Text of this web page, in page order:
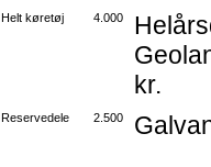
Helt køretøj 4.000
kr.
Reservedele 2.500